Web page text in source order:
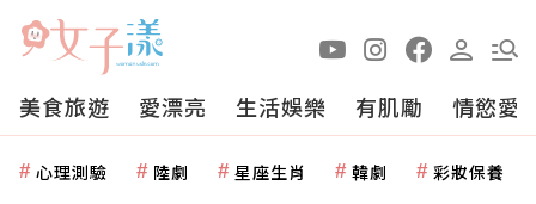
美食旅遊 愛漂亮 生活娛樂 有肌勵 情慾愛
心理測驗 陸劇 星座生肖 韓劇 彩妝保養